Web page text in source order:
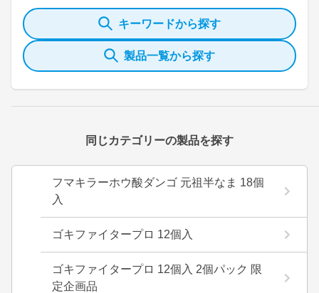
キーワードから探す
製品一覧から探す
同じカテゴリーの製品を探す
フマキラーホウ酸ダンゴ 元祖半なま 18個
入
ゴキファイタープロ 12個入
ゴキファイタープロ 12個入 2個パック 限
定企画品